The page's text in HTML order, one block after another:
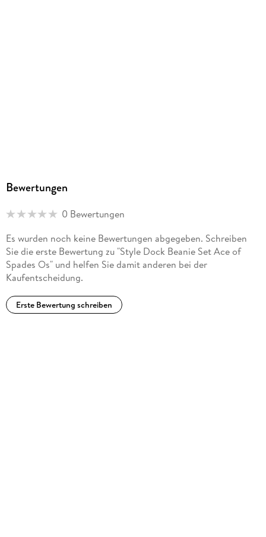
Bewertungen
0 Bewertungen
Es wurden noch keine Bewertungen abgegeben. Schreiben
Sie die erste Bewertung zu "Style Dock Beanie Set Ace of
Spades Os" und helfen Sie damit anderen bei der
Kaufentscheidung.
Erste Bewertung schreiben